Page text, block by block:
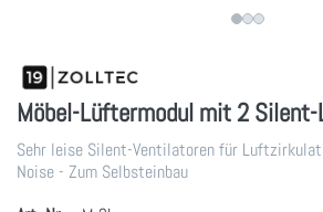
Möbel-Lüftermodul mit 2
Sehr leise Silent-Ventilatoren für
Noise - Zum Selbsteinbau